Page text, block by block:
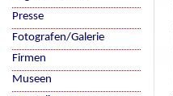
Presse
Fotografen/Galerie
Firmen
Museen